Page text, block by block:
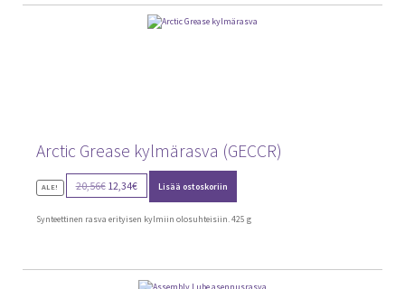
Arctic Grease kylmärasva (GECCR)
ALE! 20,56€
Alkuperäinen
hinta
oli:
12,34€
Nykyinen
hinta
on:
Lisää ostoskoriin
Synteettinen rasva erityisen kylmiin olosuhteisiin. 425 g